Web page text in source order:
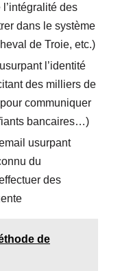
des
dans le système
de Troie, etc.)
l’identité
des milliers de
communiquer
bancaires…)
usurpant
du
des
de